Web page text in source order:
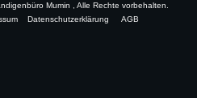
Mumin , Alle Rechte vorbehalten.
Datenschutzerklärung AGB